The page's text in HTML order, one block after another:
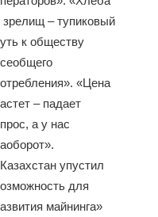
зрелищ – тупиковый
к обществу
«Цена
– падает
а у нас
упустил
для
майнинга»